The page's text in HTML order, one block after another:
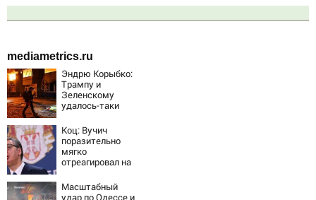
mediametrics.ru
Эндрю Корыбко:
Трампу и
Зеленскому
удалось-таки
из себя – но
хотелось бы
большего
Коц: Вучич
поразительно
мягко
отреагировал на
убийстве русских
Масштабный
удар по Одессе и